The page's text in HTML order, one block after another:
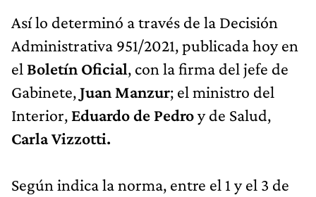
Así lo determinó a través de la Decisión
Administrativa 951/2021, publicada hoy en
el Boletín Oficial, con la firma del jefe de
Gabinete,Juan Manzur; el ministro del
Interior, Eduardo de Pedroy de Salud,
Carla Vizzotti.
Según indica la norma, entre el 1 y el 3 de